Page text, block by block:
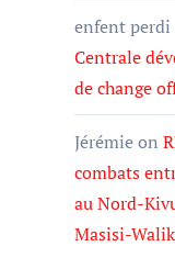
enfent perdi
Centrale
de change
Jérémieon
combats
au Nord-
Masisi-